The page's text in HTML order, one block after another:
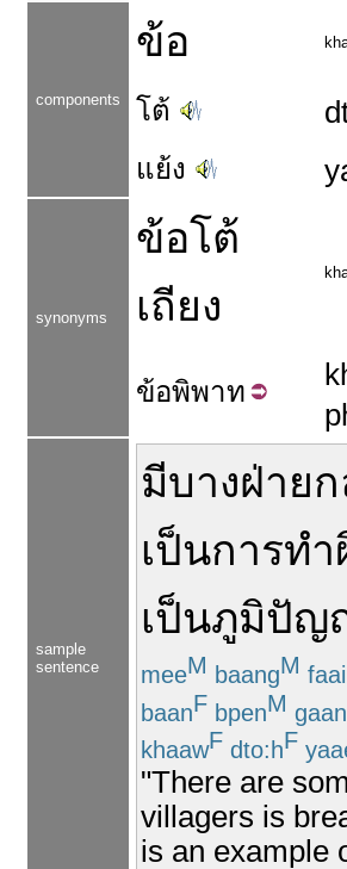
components
ข้อ
โต้
แย้ง
synonyms
ข้อโต้
เถียง
ข้อพิพาท
sample
sentence
มีบางฝ่าย
เป็นการทำ
เป็นภูมิปัญ
meeM baangM faai
baanF bpenM gaan
khaawF dto:hF
"There are
villagers is
is an example